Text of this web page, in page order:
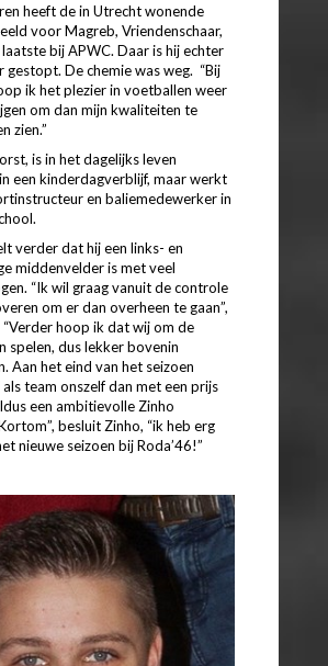
heeft de in Utrecht wonende
voor Magreb, Vriendenschaar,
laatste bij APWC. Daar is hij echter
gestopt. De chemie was weg. “Bij
ik het plezier in voetballen weer
om dan mijn kwaliteiten te
zien.”
is in het dagelijks leven
een kinderdagverblijf, maar werkt
en baliemedewerker in
verder dat hij een links- en
middenvelder is met veel
“Ik wil graag vanuit de controle
om er dan overheen te gaan”,
“Verder hoop ik dat wij om de
spelen, dus lekker bovenin
Aan het eind van het seizoen
team onszelf dan met een prijs
een ambitievolle Zinho
besluit Zinho, “ik heb erg
nieuwe seizoen bij Roda’46!”